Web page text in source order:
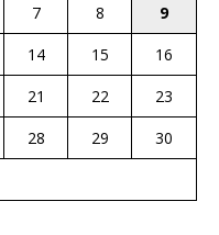
7 8
9
14 15
16
21 22
23
28 29
30